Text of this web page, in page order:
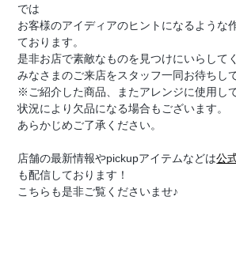
では
お客様のアイディアのヒントになるような
ております。
是非お店で素敵なものを見つけにいらして
みなさまのご来店をスタッフ一同お待ちし
※ご紹介した商品、またアレンジに使用し
状況により欠品になる場合もございます。
あらかじめご了承ください。
店舗の最新情報やpickupアイテムなどは公
も配信しております！
こちらも是非ご覧くださいませ♪